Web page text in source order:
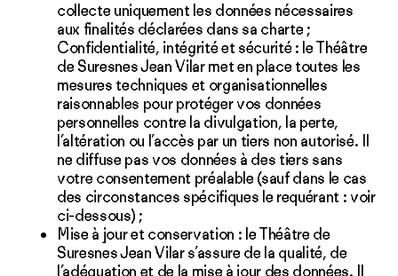
collecte uniquement les données nécessaires
aux finalités déclarées dans sa charte ;
Confidentialité, intégrité et sécurité : le Théâtre
de Suresnes Jean Vilar met en place toutes les
mesures techniques et organisationnelles
raisonnables pour protéger vos données
personnelles contre la divulgation, la perte,
l’altération ou l’accès par un tiers non autorisé. Il
ne diffuse pas vos données à des tiers sans
votre consentement préalable (sauf dans le cas
des circonstances spécifiques le requérant : voir
ci-dessous) ;
Mise à jour et conservation : le Théâtre de
Suresnes Jean Vilar s’assure de la qualité, de
l’adéquation et de la mise à jour des données. Il